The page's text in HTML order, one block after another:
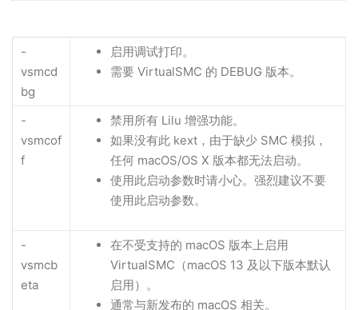
-
vsmcd
bg
启用调试打印。
需要 VirtualSMC 的 DEBUG 版本。
-
vsmcof
f
禁用所有 Lilu 增强功能。
如果没有此 kext，由于缺少 SMC 模拟，
任何 macOS/OS X 版本都无法启动。
使用此启动参数时请小心。强烈建议不要
使用此启动参数。
-
vsmcb
eta
在不受支持的 macOS 版本上启用
VirtualSMC（macOS 13 及以下版本默认
启用）。
通常与新发布的 macOS 相关。